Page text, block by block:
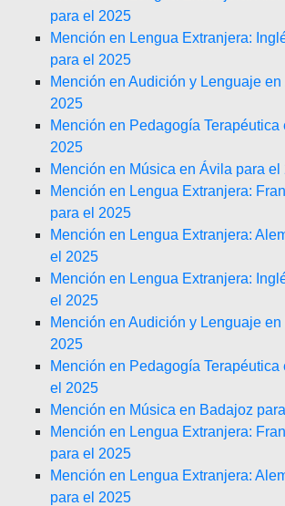
para el 2025
Mención en Lengua Extranjera:
para el 2025
Mención en Audición y Lenguaje en
2025
Mención en Pedagogía Terapéutica
2025
Mención en Música en Ávila para el
Mención en Lengua Extranjera:
para el 2025
Mención en Lengua Extranjera:
el 2025
Mención en Lengua Extranjera:
el 2025
Mención en Audición y Lenguaje en
2025
Mención en Pedagogía Terapéutica
el 2025
Mención en Música en Badajoz
Mención en Lengua Extranjera:
para el 2025
Mención en Lengua Extranjera:
para el 2025